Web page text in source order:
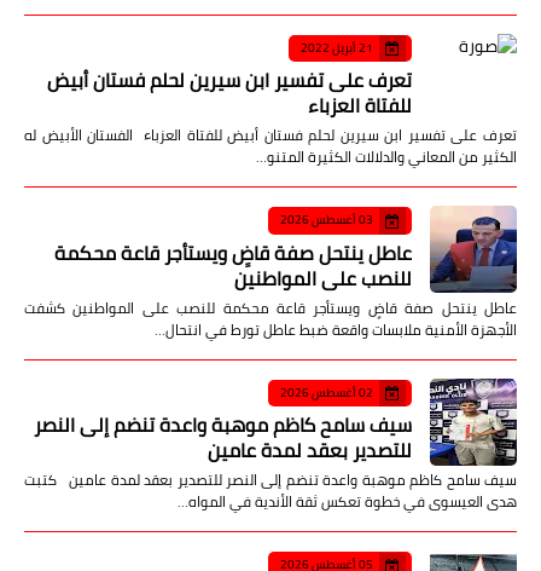
21 أبريل 2022
تعرف على تفسير ابن سيرين لحلم فستان أبيض
للفتاة العزباء
تعرف على تفسير ابن سيرين لحلم فستان أبيض للفتاة العزباء الفستان الأبيض له
الكثير من المعاني والدلالات الكثيرة المتنو…
03 أغسطس 2026
عاطل ينتحل صفة قاضٍ ويستأجر قاعة محكمة
للنصب على المواطنين
عاطل ينتحل صفة قاضٍ ويستأجر قاعة محكمة للنصب على المواطنين كشفت
الأجهزة الأمنية ملابسات واقعة ضبط عاطل تورط في انتحال…
02 أغسطس 2026
سيف سامح كاظم موهبة واعدة تنضم إلى النصر
للتصدير بعقد لمدة عامين
سيف سامح كاظم موهبة واعدة تنضم إلى النصر للتصدير بعقد لمدة عامين كتبت
هدى العيسوى في خطوة تعكس ثقة الأندية في المواه…
05 أغسطس 2026